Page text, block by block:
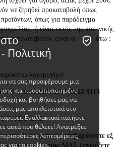
να ζητηθεί προκαταβολή όπως
προϊόντων, όπως για παράδειγμα
ή είναι εκτός της κανονικής
αντικαταβολής είναι οι παρακάτω :
λογαριασμό
GR94 0171 2910 0062 9113
ΕΠΕ
από άλλη τράπεζα,επιβαρύνεστε εξ
του συστήματος ΔΙΑΣ (επιλέξετε
Πολιτική
να σας προσφέρουμε μια
και προσωποποιημένο
και βοηθήστε μας να
μας αποκλειστικά στο
Εναλλακτικά πατήστε
αυτά που θέλετε! Ανατρέξτε
λεπτομέρειες
για τα cookies.